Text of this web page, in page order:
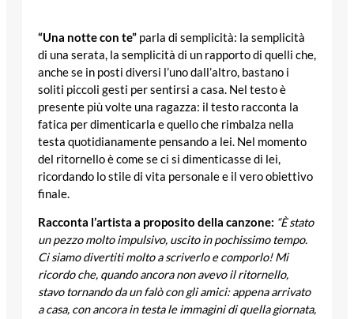
“Una notte con te” parla di semplicità: la semplicità
di una serata, la semplicità di un rapporto di quelli che,
anche se in posti diversi l’uno dall’altro, bastano i
soliti piccoli gesti per sentirsi a casa. Nel testo è
presente più volte una ragazza: il testo racconta la
fatica per dimenticarla e quello che rimbalza nella
testa quotidianamente pensando a lei. Nel momento
del ritornello è come se ci si dimenticasse di lei,
ricordando lo stile di vita personale e il vero obiettivo
finale.
Racconta l’artista a proposito della canzone: “È stato
un pezzo molto impulsivo, uscito in pochissimo tempo.
Ci siamo divertiti molto a scriverlo e comporlo! Mi
ricordo che, quando ancora non avevo il ritornello,
stavo tornando da un falò con gli amici: appena arrivato
a casa, con ancora in testa le immagini di quella giornata,